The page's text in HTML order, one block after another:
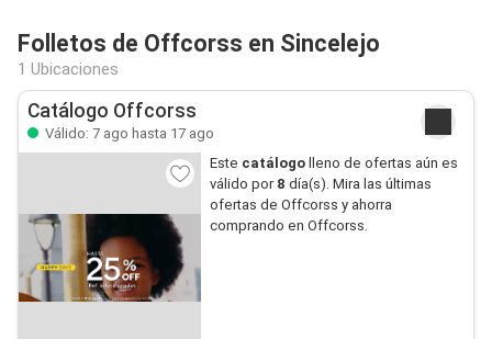
Folletos de Offcorss en Sincelejo
1 Ubicaciones
Catálogo Offcorss
Válido: 7 ago hasta 17 ago
Este catálogolleno de ofertas aún es
válido por 8 día(s). Mira las últimas
ofertas de Offcorss y ahorra
comprando en Offcorss.